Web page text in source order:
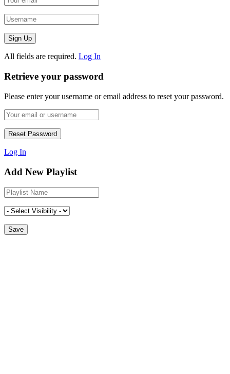
All fields are required. Log In
Retrieve your password
Please enter your username or email address to reset your password.
Log In
Add New Playlist